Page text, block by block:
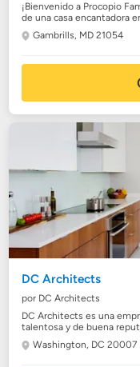
¡Bienvenido a Procopio
de una casa encantadora
Gambrills, MD 21054
DC Architects
por DC Architects
DC Architects es una
talentosa y de buena
Washington, DC 20007